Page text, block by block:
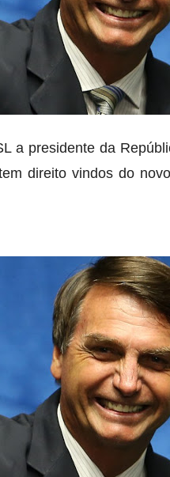
a presidente da
direito vindos do